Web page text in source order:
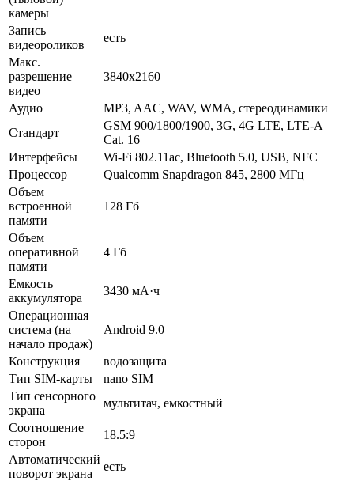
камеры
Запись
видеороликов
есть
Макс.
разрешение
видео
3840x2160
Аудио
MP3, AAC, WAV, WMA, стереодинамики
Стандарт
GSM 900/1800/1900, 3G, 4G LTE, LTE-A
Cat. 16
Интерфейсы
Wi-Fi 802.11ac, Bluetooth 5.0, USB, NFC
Процессор
Qualcomm Snapdragon 845, 2800 МГц
Объем
встроенной
памяти
128 Гб
Объем
оперативной
памяти
4 Гб
Емкость
аккумулятора
3430 мА·ч
Операционная
система (на
начало продаж)
Android 9.0
Конструкция
водозащита
Тип SIM-карты
nano SIM
Тип сенсорного
экрана
мультитач, емкостный
Соотношение
сторон
18.5:9
Автоматический
поворот экрана
есть